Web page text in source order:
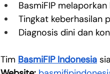
BasmiFIP
Tingkat keberhasilan
Diagnosis dini dan
Tim BasmiFIP Indonesia